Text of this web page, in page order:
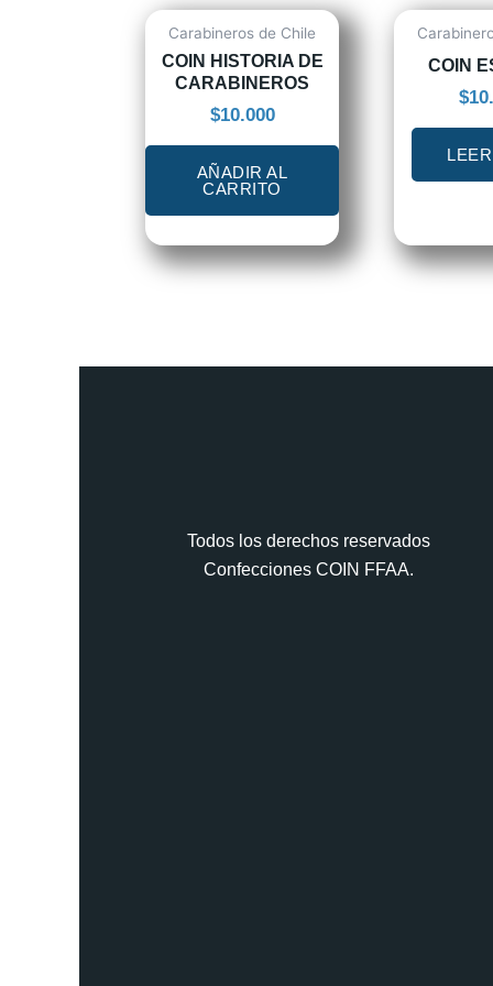
Carabineros de Chile
COIN HISTORIA DE
CARABINEROS
$10.000
AÑADIR AL
CARRITO
COIN
$
Todos los derechos reservados
Confecciones COIN FFAA.